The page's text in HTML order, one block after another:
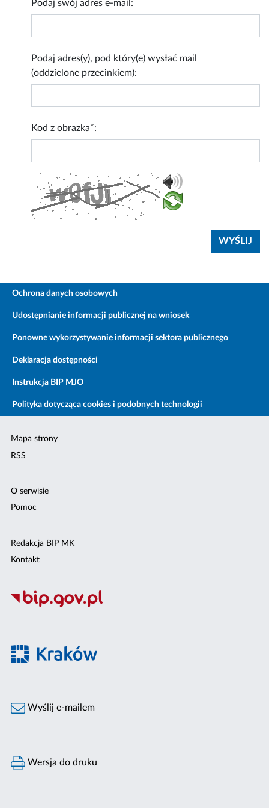
Podaj swój adres e-mail:
Podaj adres(y), pod który(e) wysłać mail
(oddzielone przecinkiem):
Kod z obrazka*:
Ochrona danych osobowych
Udostępnianie informacji publicznej na wniosek
Ponowne wykorzystywanie informacji sektora publicznego
Deklaracja dostępności
Instrukcja BIP MJO
Polityka dotycząca cookies i podobnych technologii
Mapa strony
RSS
O serwisie
Pomoc
Redakcja BIP MK
Kontakt
Wyślij e-mailem
Wersja do druku